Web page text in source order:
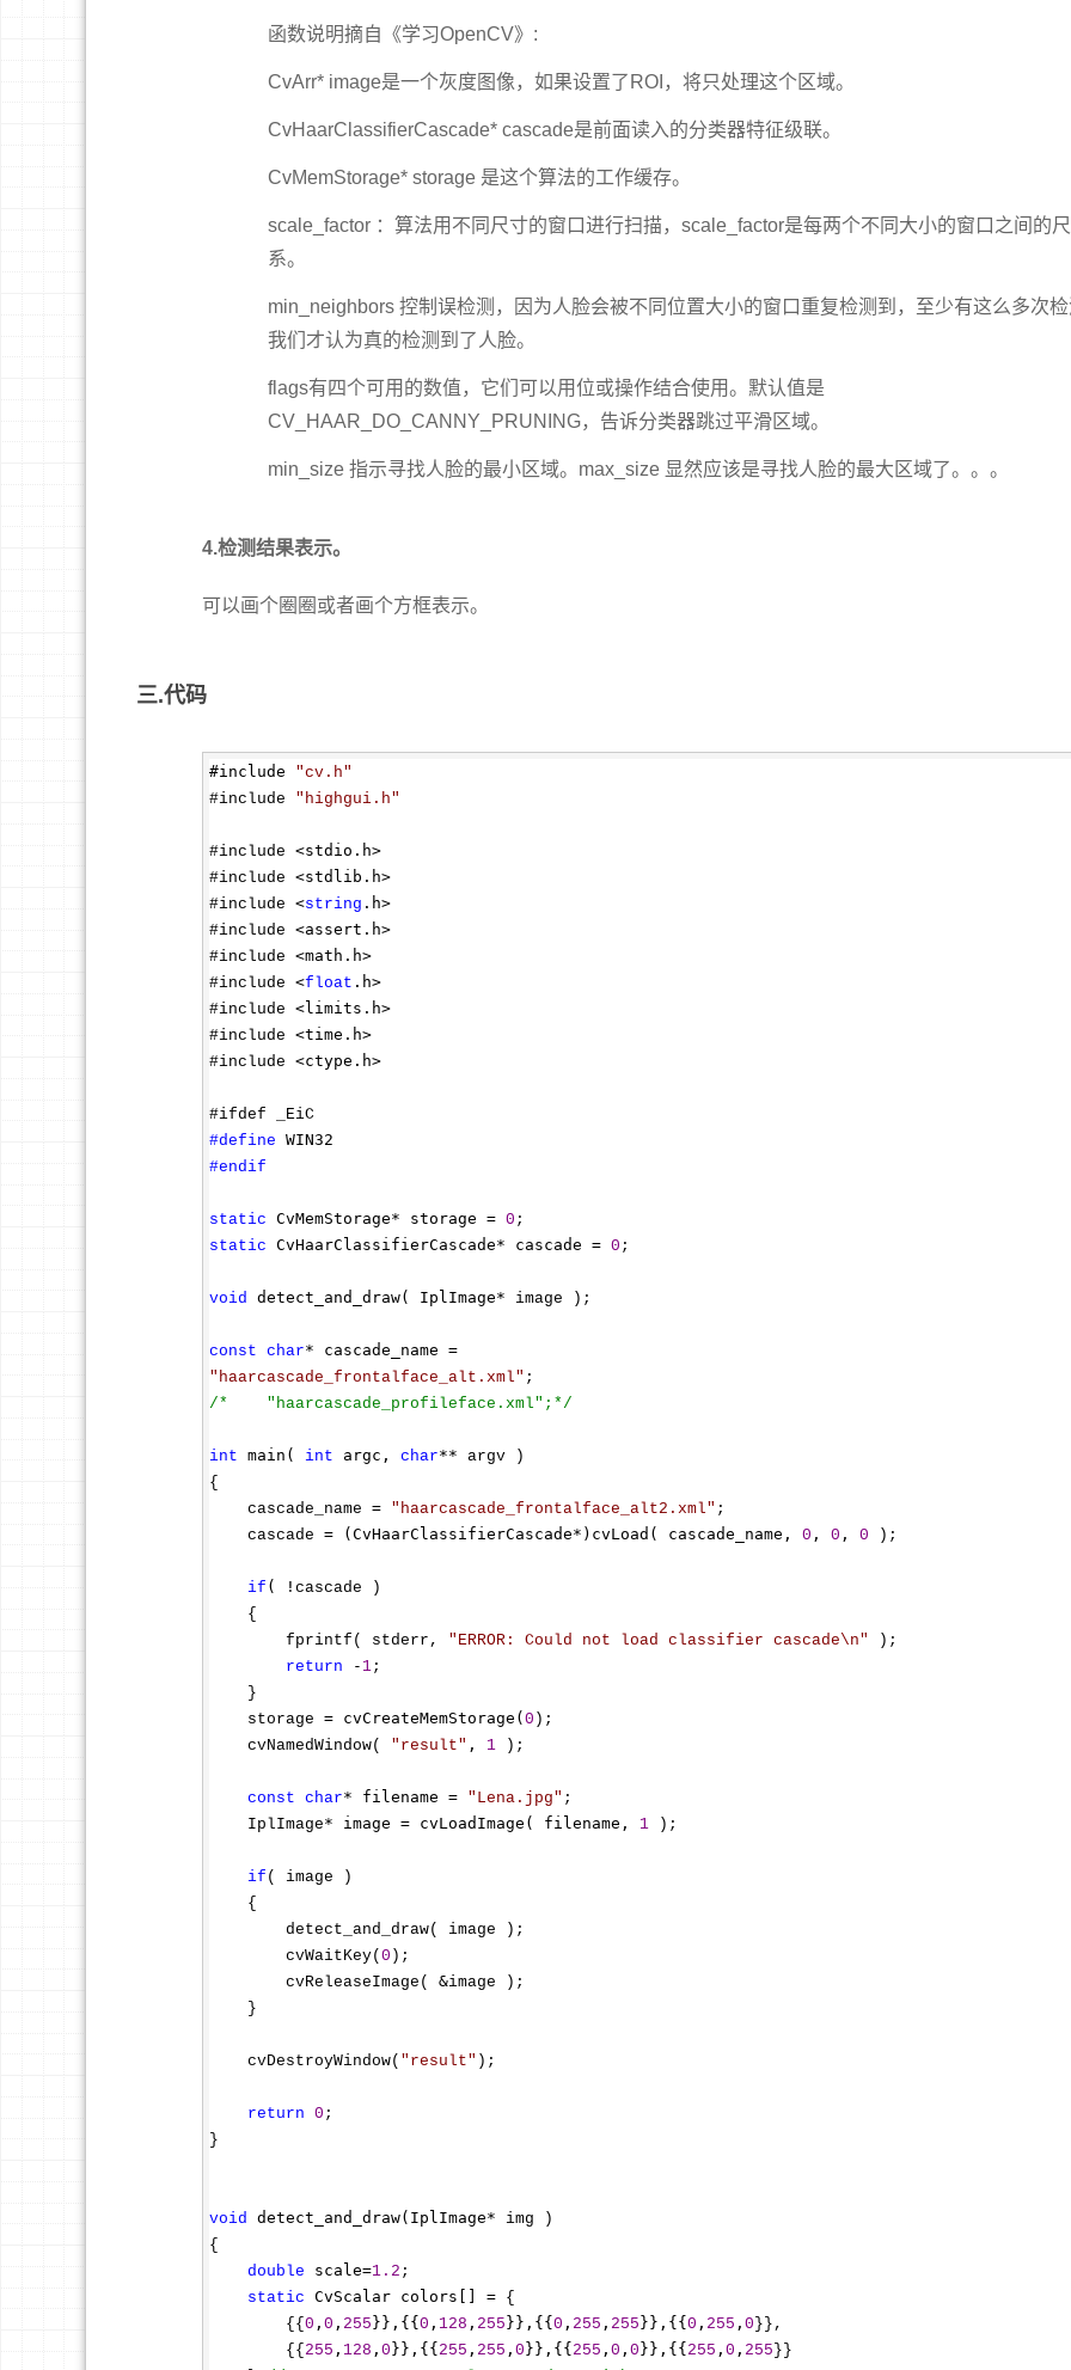
函数说明摘自《学习OpenCV》:
CvArr* image是一个灰度图像，如果设置了ROI，将只处理这个区域。
CvHaarClassifierCascade* cascade是前面读入的分类器特征级联。
CvMemStorage* storage 是这个算法的工作缓存。
scale_factor ：算法用不同尺寸的窗口进行扫描，scale_factor是每两个不同大小的窗口之间的
系。
min_neighbors 控制误检测，因为人脸会被不同位置大小的窗口重复检测到，至少有这么多次
我们才认为真的检测到了人脸。
flags有四个可用的数值，它们可以用位或操作结合使用。默认值是
CV_HAAR_DO_CANNY_PRUNING，告诉分类器跳过平滑区域。
min_size 指示寻找人脸的最小区域。 max_size 显然应该是寻找人脸的最大区域了。。。
4.检测结果表示。
可以画个圈圈或者画个方框表示。
三.代码
#include "cv.h"
#include " highgui.h"
#include <stdio.h>
#include <stdlib.h>
#include <string .h>
#include <assert.h>
#include <math.h>
#include <float .h>
#include <limits.h>
#include <time.h>
#include <ctype.h>
#define
#endif
static CvMemStorage* storage = 0
static CvHaarClassifierCascade* cascade = 0 ;
void detect_and_draw( IplImage* image );
const char
" haarcascade_frontalface_alt.xml"
/*
    "haarcascade_profileface.xml";
*/
int main( int argc, char** argv )
{
    cascade_name
= " haarcascade_frontalface_alt2.xml" ;
    cascade
= (CvHaarClassifierCascade*)cvLoad( cascade_name, 0 , 0 , 0 );
if ( ! cascade )
    {
        fprintf( stderr,
" ERROR: Could not load classifier cascade\n"
);
return - 1;
    }
    storage
= cvCreateMemStorage( 0 );
    cvNamedWindow(
" result" , 1 );
const char* filename = " Lena.jpg" ;
    IplImage
* image = cvLoadImage( filename, 1 );
if ( image )
    {
        detect_and_draw( image );
        cvWaitKey(
0 );
        cvReleaseImage(
&image );
    }
    cvDestroyWindow(
" result" );
return 0 ;
}
void detect_and_draw(IplImage* img )
{
double scale=1.2 ;
static CvScalar colors[] = {
        {{
0 , 0 , 255 }},{{ 0 , 128 , 255 }},{{ 0 , 255 , 255 }},{{ 0 , 255 , 0 }},
        {{
255 , 128 , 0 }},{{ 255 , 255 , 0 }},{{ 255 , 0 , 0 }},{{ 255 , 0 , 255 }}